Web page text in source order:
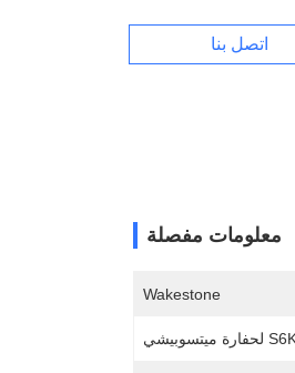
اتصل بنا
معلومات مفصلة
Wakestone